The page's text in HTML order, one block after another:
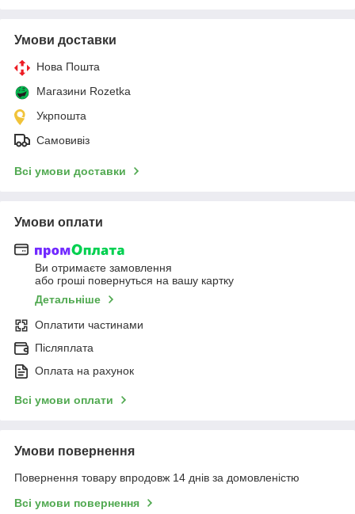
Умови доставки
Нова Пошта
Магазини Rozetka
Укрпошта
Самовивіз
Всі умови доставки
Умови оплати
Ви отримаєте замовлення
або гроші повернуться на вашу картку
Детальніше
Оплатити частинами
Післяплата
Оплата на рахунок
Всі умови оплати
Умови повернення
Повернення товару впродовж 14 днів за домовленістю
Всі умови повернення